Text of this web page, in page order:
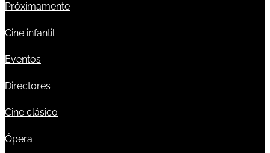
Próximamente
Cine infantil
Eventos
Directores
Cine clásico
Ópera